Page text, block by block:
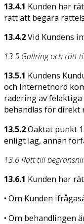
13.4.1 Kunden har
rätt att begära
13.4.2Vid Kundens
13.5 Gallring och rätt
13.5.1 Kundens
och Internetnord
radering av
behandlas för direkt
13.5.2Oaktat punkt
enligt lag, annan
13.6 Rätt till
13.6.1 Kunden har
• Om Kunden
• Om behandlingen